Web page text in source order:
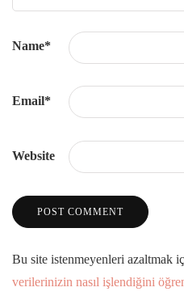
Name*
Email*
Website
Bu site istenmeyenleri azaltmak
verilerinizin nasıl işlendiğini